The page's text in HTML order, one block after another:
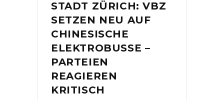
STADT ZÜRICH: VBZ
SETZEN NEU AUF
CHINESISCHE
ELEKTROBUSSE –
PARTEIEN
REAGIEREN
KRITISCH